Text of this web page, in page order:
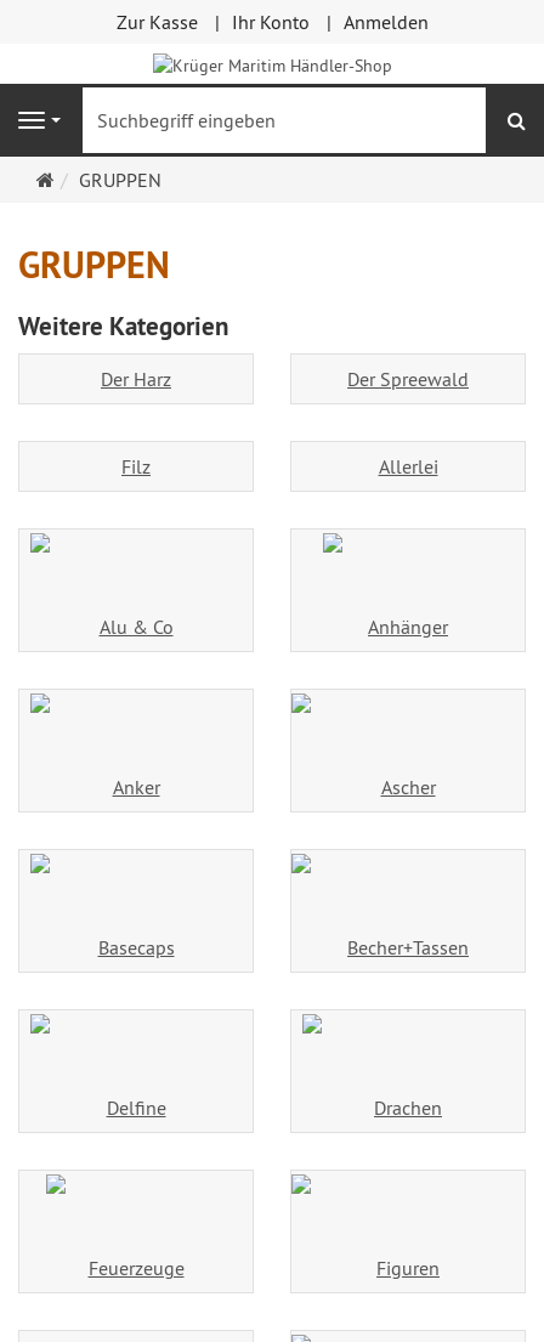
Zur Kasse Ihr Konto Anmelden
Navigation
Startseite
GRUPPEN
GRUPPEN
Weitere Kategorien
Der Harz Der Spreewald
Filz Allerlei
Alu & Co Anhänger
Anker Ascher
Basecaps Becher+Tassen
Delfine Drachen
Feuerzeuge Figuren